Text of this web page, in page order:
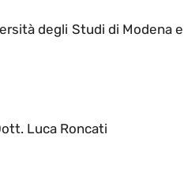
degli Studi di Modena e
Luca Roncati